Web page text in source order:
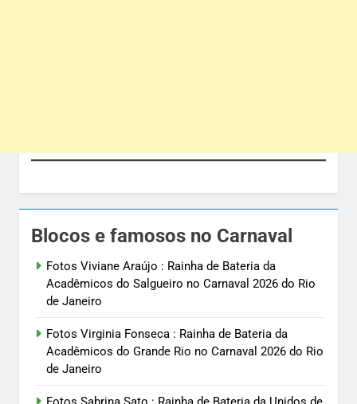
Blocos e famosos no Carnaval
Fotos Viviane Araújo : Rainha de Bateria da
Acadêmicos do Salgueiro no Carnaval 2026 do Rio
de Janeiro
Fotos Virginia Fonseca : Rainha de Bateria da
Acadêmicos do Grande Rio no Carnaval 2026 do Rio
de Janeiro